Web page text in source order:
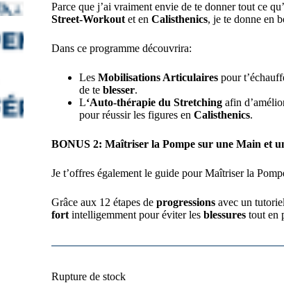
Parce que j’ai vraiment envie de te donner tout ce
Street-Workoutet en Calisthenics, je te donne en
Dans ce programme découvrira:
Les Mobilisations Articulairespour
de te blesser.
L‘Auto-thérapie du Stretchingafin
pour réussir les figures en Calisthenics.
BONUS 2: Maîtriser la Pompe sur une Main et
Je t’offres également le guide pour Maîtriser la
Grâce aux 12 étapes de progressions avec un
fortintelligemment pour éviter les blessurestout en
Rupture de stock